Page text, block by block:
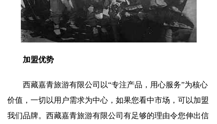
加盟优势
西藏嘉青旅游有限公司以“专注产品，用心服务”为核心
价值，一切以用户需求为中心，如果您看中市场，可以加盟
我们品牌。西藏嘉青旅游有限公司有足够的理由令您伸出信